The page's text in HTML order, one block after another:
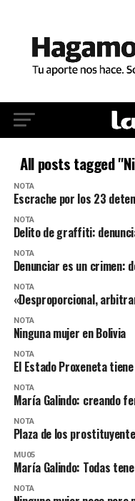
All posts tagged
NOTA
Escrache por los 23
NOTA
Delito de graffiti:
NOTA
Denunciar es un crimen:
NOTA
«Desproporcional,
NOTA
Ninguna mujer en Bolivia
NOTA
El Estado Proxeneta
NOTA
María Galindo: creando
NOTA
Plaza de los
MU05
María Galindo: Todas
NOTA